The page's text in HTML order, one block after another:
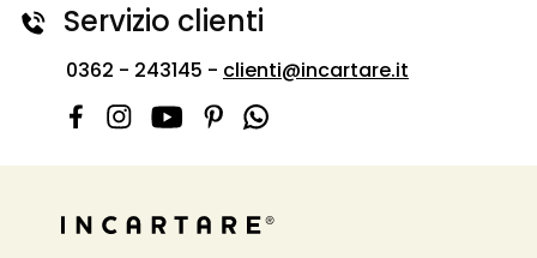
Servizio clienti
0362 - 243145 - clienti@incartare.it